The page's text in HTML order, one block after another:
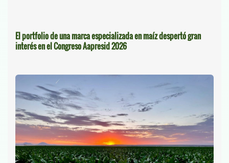
El portfolio de una marca especializada en maíz despertó gran
interés en el Congreso Aapresid 2026